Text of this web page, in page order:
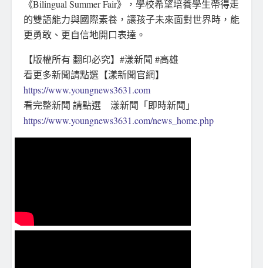
《Bilingual Summer Fair》，學校希望培養學生帶得走
的雙語能力與國際素養，讓孩子未來面對世界時，能
更勇敢、更自信地開口表達。
【版權所有 翻印必究】#漾新聞 #高雄
看更多新聞請點選【漾新聞官網】
https://www.youngnews3631.com
看完整新聞 請點選 漾新聞「即時新聞」
https://www.youngnews3631.com/news_home.php